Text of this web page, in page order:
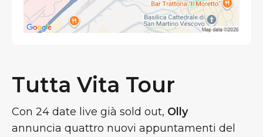
Tutta Vita Tour
Con 24 date live già sold out, Olly
annuncia quattro nuovi appuntamenti del